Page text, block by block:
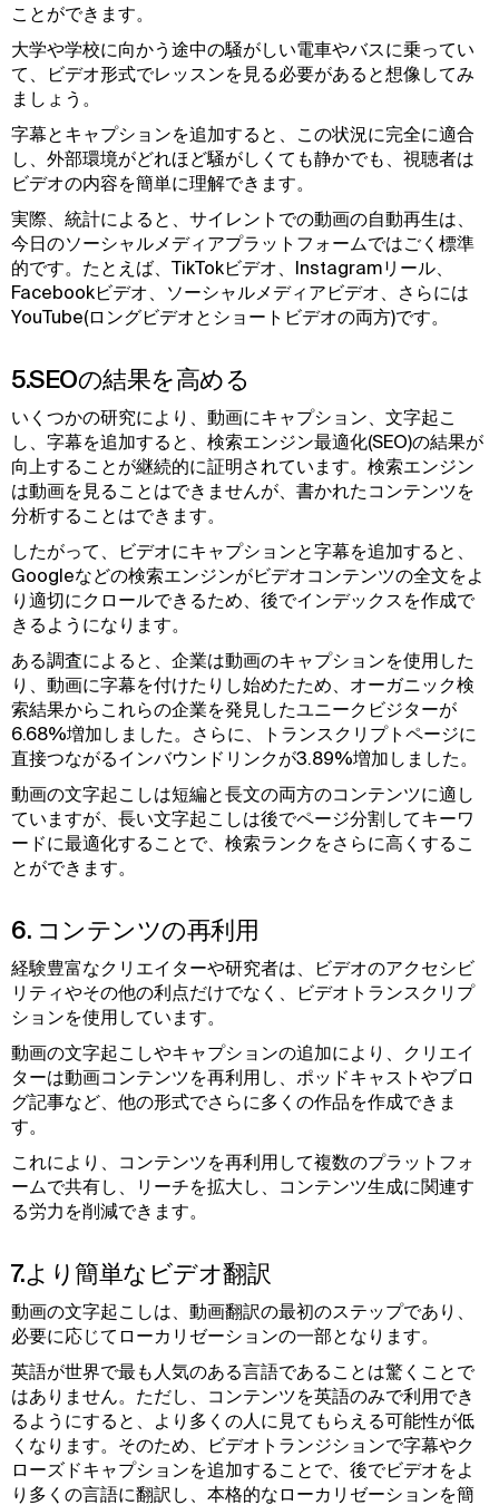
ことができます。
大学や学校に向かう途中の騒がしい電車やバスに乗ってい
て、ビデオ形式でレッスンを見る必要があると想像してみ
ましょう。
字幕とキャプションを追加すると、この状況に完全に適合
し、外部環境がどれほど騒がしくても静かでも、視聴者は
ビデオの内容を簡単に理解できます。
実際、統計によると、サイレントでの動画の自動再生は、
今日のソーシャルメディアプラットフォームではごく標準
的です。たとえば、TikTokビデオ、Instagramリール、
Facebookビデオ、ソーシャルメディアビデオ、さらには
YouTube(ロングビデオとショートビデオの両方)です。
5.SEOの結果を高める
いくつかの研究により、動画にキャプション、文字起こ
し、字幕を追加すると、検索エンジン最適化(SEO)の結果が
向上することが継続的に証明されています。検索エンジン
は動画を見ることはできませんが、書かれたコンテンツを
分析することはできます。
したがって、ビデオにキャプションと字幕を追加すると、
Googleなどの検索エンジンがビデオコンテンツの全文をよ
り適切にクロールできるため、後でインデックスを作成で
きるようになります。
ある調査によると、企業は動画のキャプションを使用した
り、動画に字幕を付けたりし始めたため、オーガニック検
索結果からこれらの企業を発見したユニークビジターが
6.68%増加しました。さらに、トランスクリプトページに
直接つながるインバウンドリンクが3.89%増加しました。
動画の文字起こしは短編と長文の両方のコンテンツに適し
ていますが、長い文字起こしは後でページ分割してキーワ
ードに最適化することで、検索ランクをさらに高くするこ
とができます。
6. コンテンツの再利用
経験豊富なクリエイターや研究者は、ビデオのアクセシビ
リティやその他の利点だけでなく、ビデオトランスクリプ
ションを使用しています。
動画の文字起こしやキャプションの追加により、クリエイ
ターは動画コンテンツを再利用し、ポッドキャストやブロ
グ記事など、他の形式でさらに多くの作品を作成できま
す。
これにより、コンテンツを再利用して複数のプラットフォ
ームで共有し、リーチを拡大し、コンテンツ生成に関連す
る労力を削減できます。
7.より簡単なビデオ翻訳
動画の文字起こしは、動画翻訳の最初のステップであり、
必要に応じてローカリゼーションの一部となります。
英語が世界で最も人気のある言語であることは驚くことで
はありません。ただし、コンテンツを英語のみで利用でき
るようにすると、より多くの人に見てもらえる可能性が低
くなります。そのため、ビデオトランジションで字幕やク
ローズドキャプションを追加することで、後でビデオをよ
り多くの言語に翻訳し、本格的なローカリゼーションを簡